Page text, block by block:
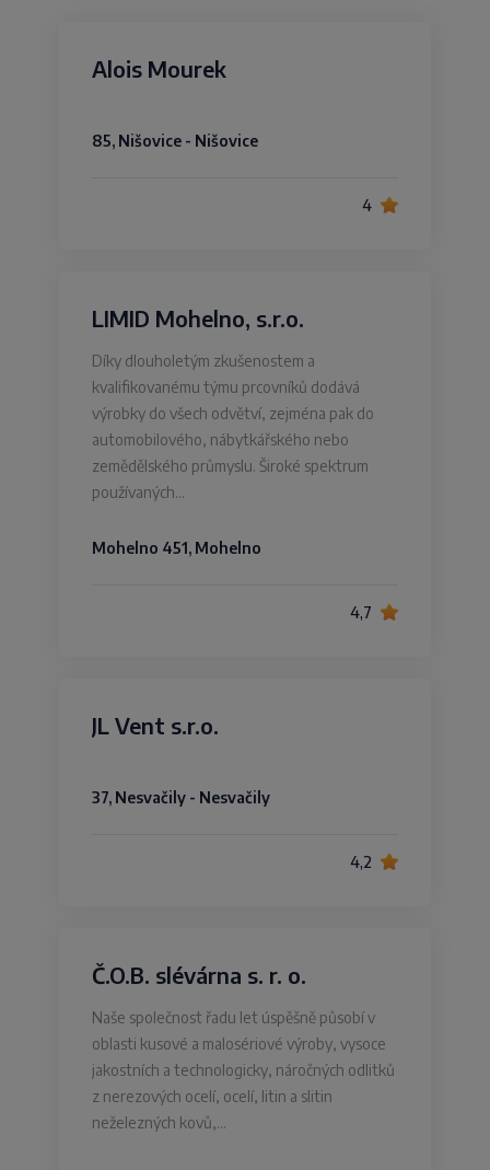
Alois Mourek
85, Nišovice - Nišovice
4
LIMID Mohelno, s.r.o.
Díky dlouholetým zkušenostem a
kvalifikovanému týmu prcovníků dodává
výrobky do všech odvětví, zejména pak do
automobilového, nábytkářského nebo
zemědělského průmyslu. Široké spektrum
používaných…
Mohelno 451, Mohelno
4,7
JL Vent s.r.o.
37, Nesvačily - Nesvačily
4,2
Č.O.B. slévárna s. r. o.
Naše společnost řadu let úspěšně působí v
oblasti kusové a malosériové výroby, vysoce
jakostních a technologicky, náročných odlitků
z nerezových ocelí, ocelí, litin a slitin
neželezných kovů,…